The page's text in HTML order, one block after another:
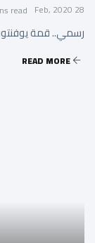
28 Feb, 2020
read
رسمي.. قمة
READ MORE